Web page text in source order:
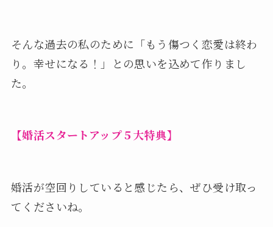
そんな過去の私のために「もう傷つく恋愛は終わ
り。幸せになる！」との思いを込めて作りまし
た。
【婚活スタートアップ５大特典】
婚活が空回りしていると感じたら、ぜひ受け取っ
てくださいね。